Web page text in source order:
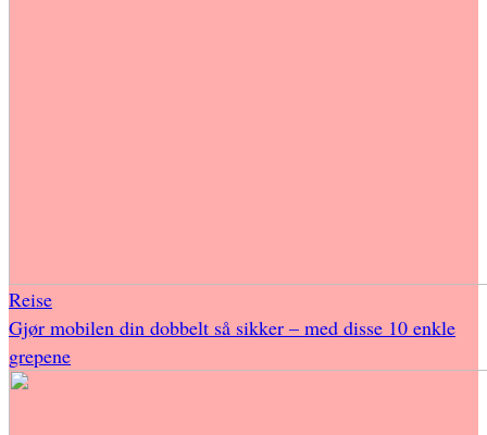
Reise
Gjør mobilen din dobbelt så sikker – med disse 10 enkle
grepene